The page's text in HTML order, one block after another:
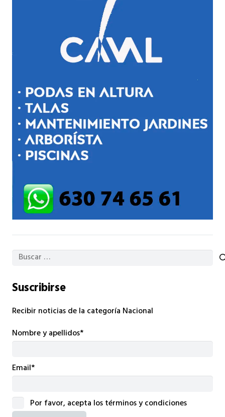
Buscar:
Suscribirse
Recibir noticias de la categoría Nacional
Nombre y apellidos*
Email*
Por favor, acepta los términos y condiciones